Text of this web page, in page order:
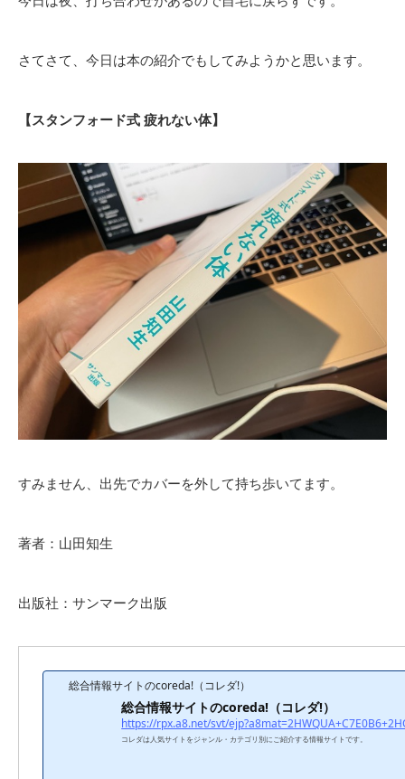
さてさて、今日は本の紹介でもしてみようかと思います。
【スタンフォード式 疲れない体】
すみません、出先でカバーを外して持ち歩いてます。
著者：山田知生
出版社：サンマーク出版
総合情報サイトのcoreda!（コレダ!）
総合情報サイトのcoreda!（コレダ!）
コレダは人気サイトをジャンル・カテゴリ別にご紹介する情報サイトです。